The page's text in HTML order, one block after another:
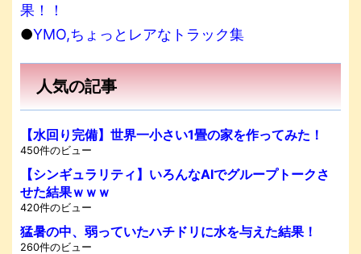
果！！
●YMO,ちょっとレアなトラック集
人気の記事
【水回り完備】世界一小さい1畳の家を作ってみた！
450件のビュー
【シンギュラリティ】いろんなAIでグループトークさ
せた結果ｗｗｗ
420件のビュー
猛暑の中、弱っていたハチドリに水を与えた結果！
260件のビュー